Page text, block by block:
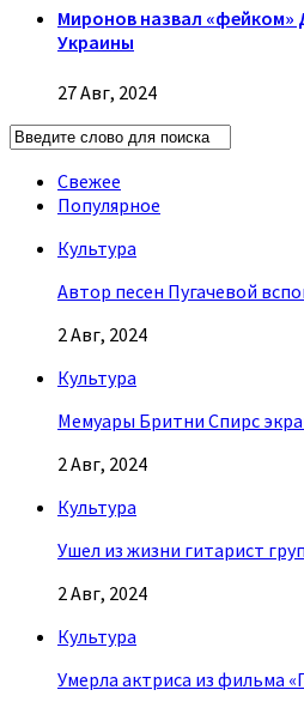
Миронов назвал «фейком»
Украины
27 Авг, 2024
Свежее
Популярное
Культура
Автор песен Пугачевой
2 Авг, 2024
Культура
Мемуары Бритни Спирс
2 Авг, 2024
Культура
Ушел из жизни гитарист
2 Авг, 2024
Культура
Умерла актриса из фильма